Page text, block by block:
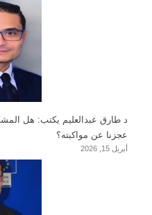
د طارق عبدالعليم يكتب: هل
عجزنا عن مواكبته؟
أبريل 15, 2026